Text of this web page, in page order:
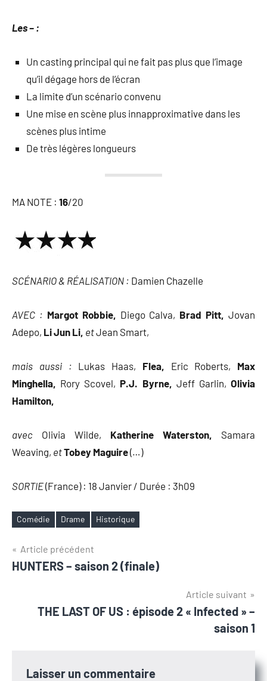
Les – :
Un casting principal qui ne fait pas plus que l’image
qu’il dégage hors de l’écran
La limite d’un scénario convenu
Une mise en scène plus innapproximative dans les
scènes plus intime
De très légères longueurs
MA NOTE : 16/20
SCÉNARIO & RÉALISATION : Damien Chazelle
AVEC : Margot Robbie, Diego Calva, Brad Pitt, Jovan
Adepo, Li Jun Li, etJean Smart,
mais aussi : Lukas Haas, Flea, Eric Roberts, Max
Minghella,
Rory Scovel, P.J. Byrne, Jeff Garlin,Olivia
Hamilton,
avec Olivia Wilde, Katherine Waterston,
Samara
Weaving, etTobey Maguire(…)
SORTIE(France) : 18 Janvier / Durée : 3h09
Étiquettes
Comédie Drame Historique
Navigation
de
Article précédent
HUNTERS – saison 2 (finale)
Article suivant
THE LAST OF US : épisode 2 « Infected » –
saison 1
Laisser un commentaire